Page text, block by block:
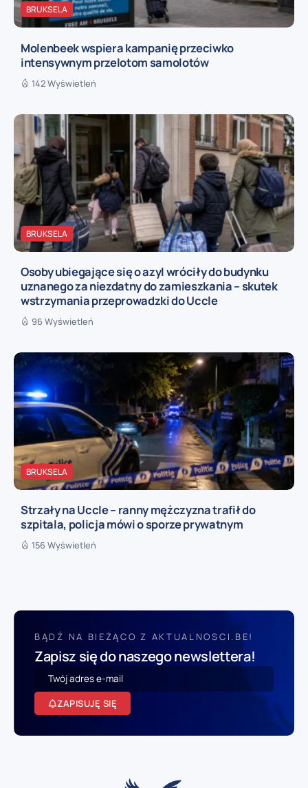
BRUKSELA
Molenbeek wspiera kampanię przeciwko
intensywnym przelotom samolotów
142 Wyświetleń
BRUKSELA
Osoby ubiegające się o azyl wróciły do budynku
uznanego za niezdatny do zamieszkania – skutek
wstrzymania przeprowadzki do Uccle
96 Wyświetleń
BRUKSELA
Strzały na Uccle – ranny mężczyzna trafił do
szpitala, policja mówi o sporze prywatnym
156 Wyświetleń
BĄDŹ NA BIEŻĄCO Z AKTUALNOSCI.BE!
Zapisz się do naszego newslettera!
ZAPISUJĘ SIĘ